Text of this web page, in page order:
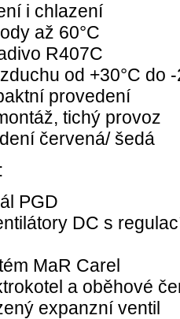
i chlazení
až 60°C
R407C
od +30°C do -
provedení
tichý provoz
červená/ šedá
PGD
DC s
MaR Carel
a oběhové
expanzní ventil